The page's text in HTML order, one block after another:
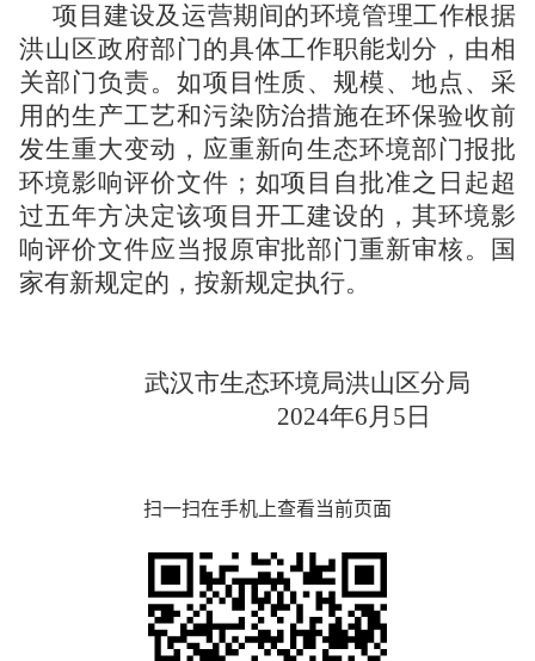
项目建设及运营期间的环境管理工作根据
洪山区政府部门的具体工作职能划分，由相
关部门负责。如项目性质、规模、地点、采
用的生产工艺和污染防治措施在环保验收前
发生重大变动，应重新向生态环境部门报批
环境影响评价文件；如项目自批准之日起超
过五年方决定该项目开工建设的，其环境影
响评价文件应当报原审批部门重新审核。国
家有新规定的，按新规定执行。
武汉市生态环境局洪山区分局
2024年6月5日
扫一扫在手机上查看当前页面